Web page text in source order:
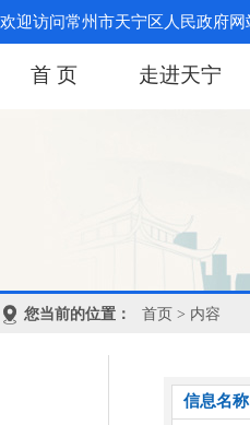
欢迎访问常州市天宁区人民政府网
首 页 走进天宁
您当前的位置： 首页 > 内容
信息名称